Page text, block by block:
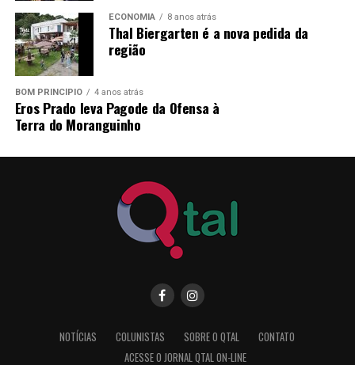
ECONOMIA 8 anos atrás
Thal Biergarten é a nova pedida da
região
BOM PRINCÍPIO 4 anos atrás
Eros Prado leva Pagode da Ofensa à
Terra do Moranguinho
NOTÍCIAS COLUNISTAS SOBRE O QTAL
CONTATO
ACESSE O JORNAL QTAL ON-LINE